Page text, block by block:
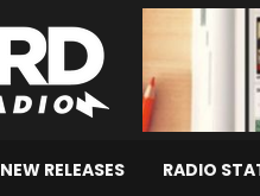
NEW RELEASES RADIO